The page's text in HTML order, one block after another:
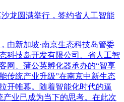
沙龙圆满举行，签约省人工智能
由新加坡·南京生态科技岛管委
科技岛开发有限公司、省人工智
网、蒲公英孵化器承办的“智享
传统产业升级”在南京中新生态
开帷幕。随着智能化时代的逼
产业已成为当下的思考。在此次